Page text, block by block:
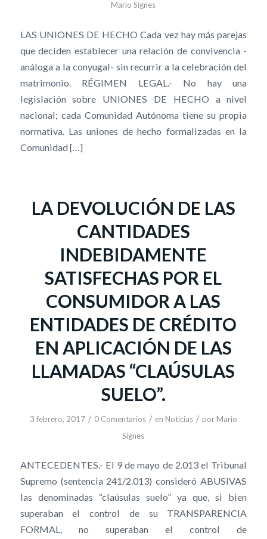
Mario Signes
LAS UNIONES DE HECHO Cada vez hay más parejas
que deciden establecer una relación de convivencia -
análoga a la conyugal- sin recurrir a la celebración del
matrimonio. RÉGIMEN LEGAL.- No hay una
legislación sobre UNIONES DE HECHO a nivel
nacional; cada Comunidad Autónoma tiene su propia
normativa. Las uniones de hecho formalizadas en la
Comunidad […]
LA DEVOLUCIÓN DE LAS
CANTIDADES
INDEBIDAMENTE
SATISFECHAS POR EL
CONSUMIDOR A LAS
ENTIDADES DE CRÉDITO
EN APLICACIÓN DE LAS
LLAMADAS “CLAÚSULAS
SUELO”.
3 febrero, 2017 / 0 Comentarios / en Noticias / por Mario
Signes
ANTECEDENTES.- El 9 de mayo de 2.013 el Tribunal
Supremo (sentencia 241/2.013) consideró ABUSIVAS
las denominadas “claúsulas suelo” ya que, si bien
superaban el control de su TRANSPARENCIA
FORMAL, no superaban el control de